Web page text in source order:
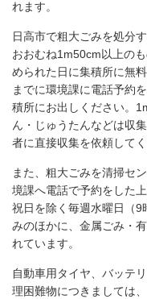
れます。
日高市で粗大ごみを処分
おおむね1m50cm以上の
められた日に集積所に無
までに環境課に電話予約
積所にお出しください。
ん・じゅうたんなどは収
者に直接収集を依頼してく
また、粗大ごみを清掃セ
境課へ電話で予約をした
祝日を除く毎週水曜日（
みのほかに、金属ごみ・
れています。
自動車用タイヤ、バッテ
理困難物につきましては